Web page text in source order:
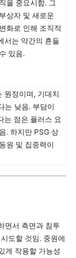
을 중요시함. 그
상자 및 새로운
화로 인해 조직적
서는 약간의 흔들
있음.
원정이며, 기대치
는 낮음. 부담이
는 점은 플러스 요
. 하지만 PSG 상
원 및 집중력이
면서 측면과 침투
도할 것임. 중원에
게 작용할 가능성